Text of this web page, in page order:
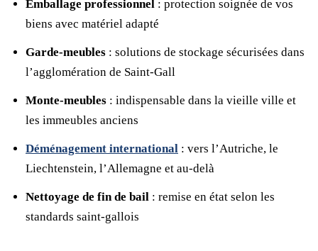
Emballage professionnel : protection soignée de vos
biens avec matériel adapté
Garde-meubles : solutions de stockage sécurisées dans
l’agglomération de Saint-Gall
Monte-meubles : indispensable dans la vieille ville et
les immeubles anciens
Déménagement international : vers l’Autriche, le
Liechtenstein, l’Allemagne et au-delà
Nettoyage de fin de bail : remise en état selon les
standards saint-gallois